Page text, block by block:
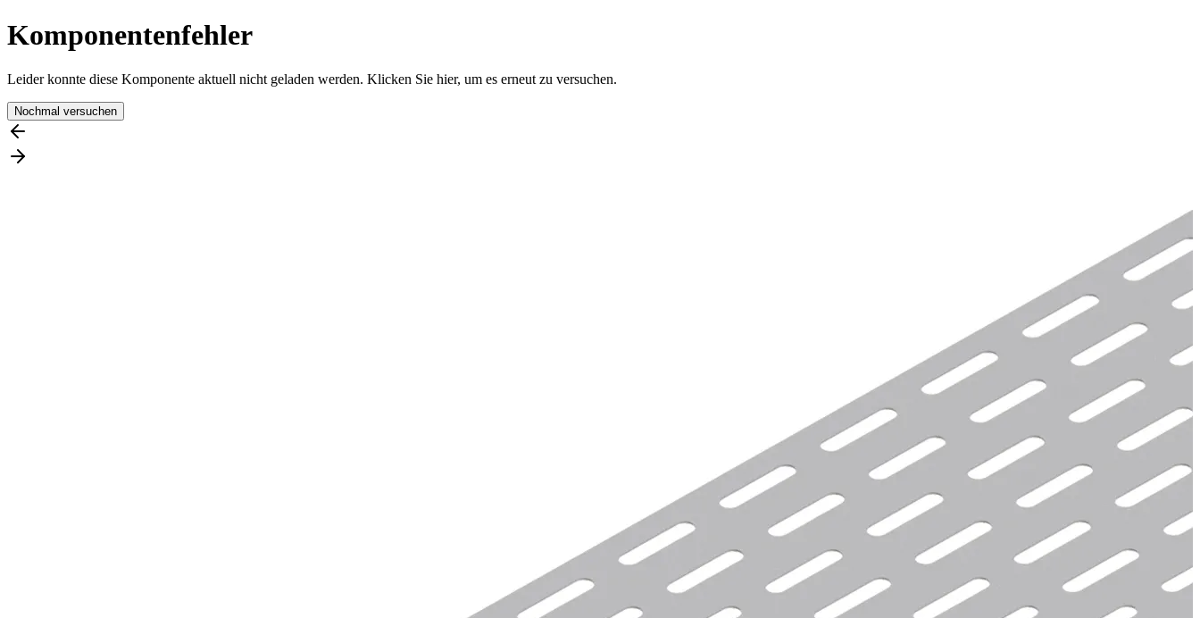
Komponentenfehler
Leider konnte diese Komponente aktuell nicht geladen werden. Klicken Sie hier, um es erneut zu versuchen.
Nochmal versuchen